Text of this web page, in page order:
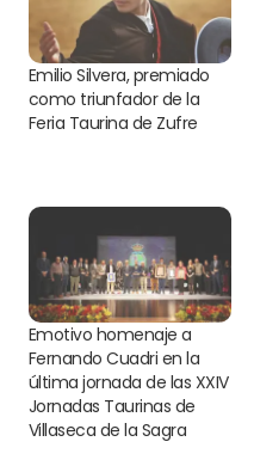
Emilio Silvera, premiado
como triunfador de la
Feria Taurina de Zufre
Emotivo homenaje a
Fernando Cuadri en la
última jornada de las XXIV
Jornadas Taurinas de
Villaseca de la Sagra